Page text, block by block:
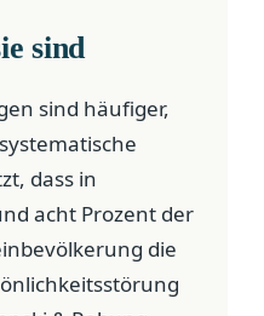
sind
sind häufiger,
dass in
acht Prozent der
die